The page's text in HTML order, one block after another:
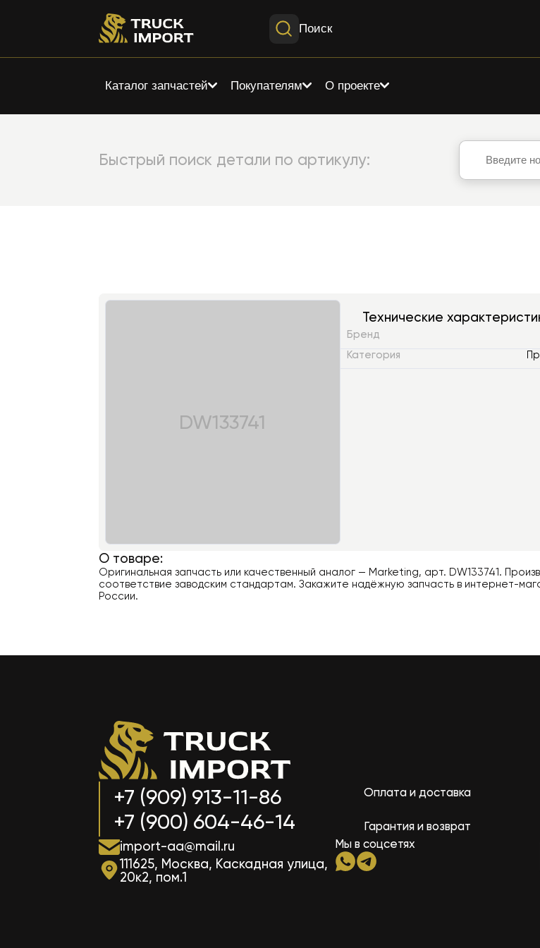
Поиск
Каталог запчастей Покупателям О проекте
Быстрый поиск детали по артикулу:
DW133741
Технические
Бренд
Категория
О товаре:
Оригинальная запчасть или качественный аналог — Marketing, арт. DW133741.
соответствие заводским стандартам. Закажите надёжную запчасть в интернет-
России.
+7 (909) 913-11-86
+7 (900) 604-46-14
Оплата и доставка
Гарантия и возврат
import-aa@mail.ru
111625, Москва, Каскадная улица,
20к2, пом.1
Мы в соцсетях